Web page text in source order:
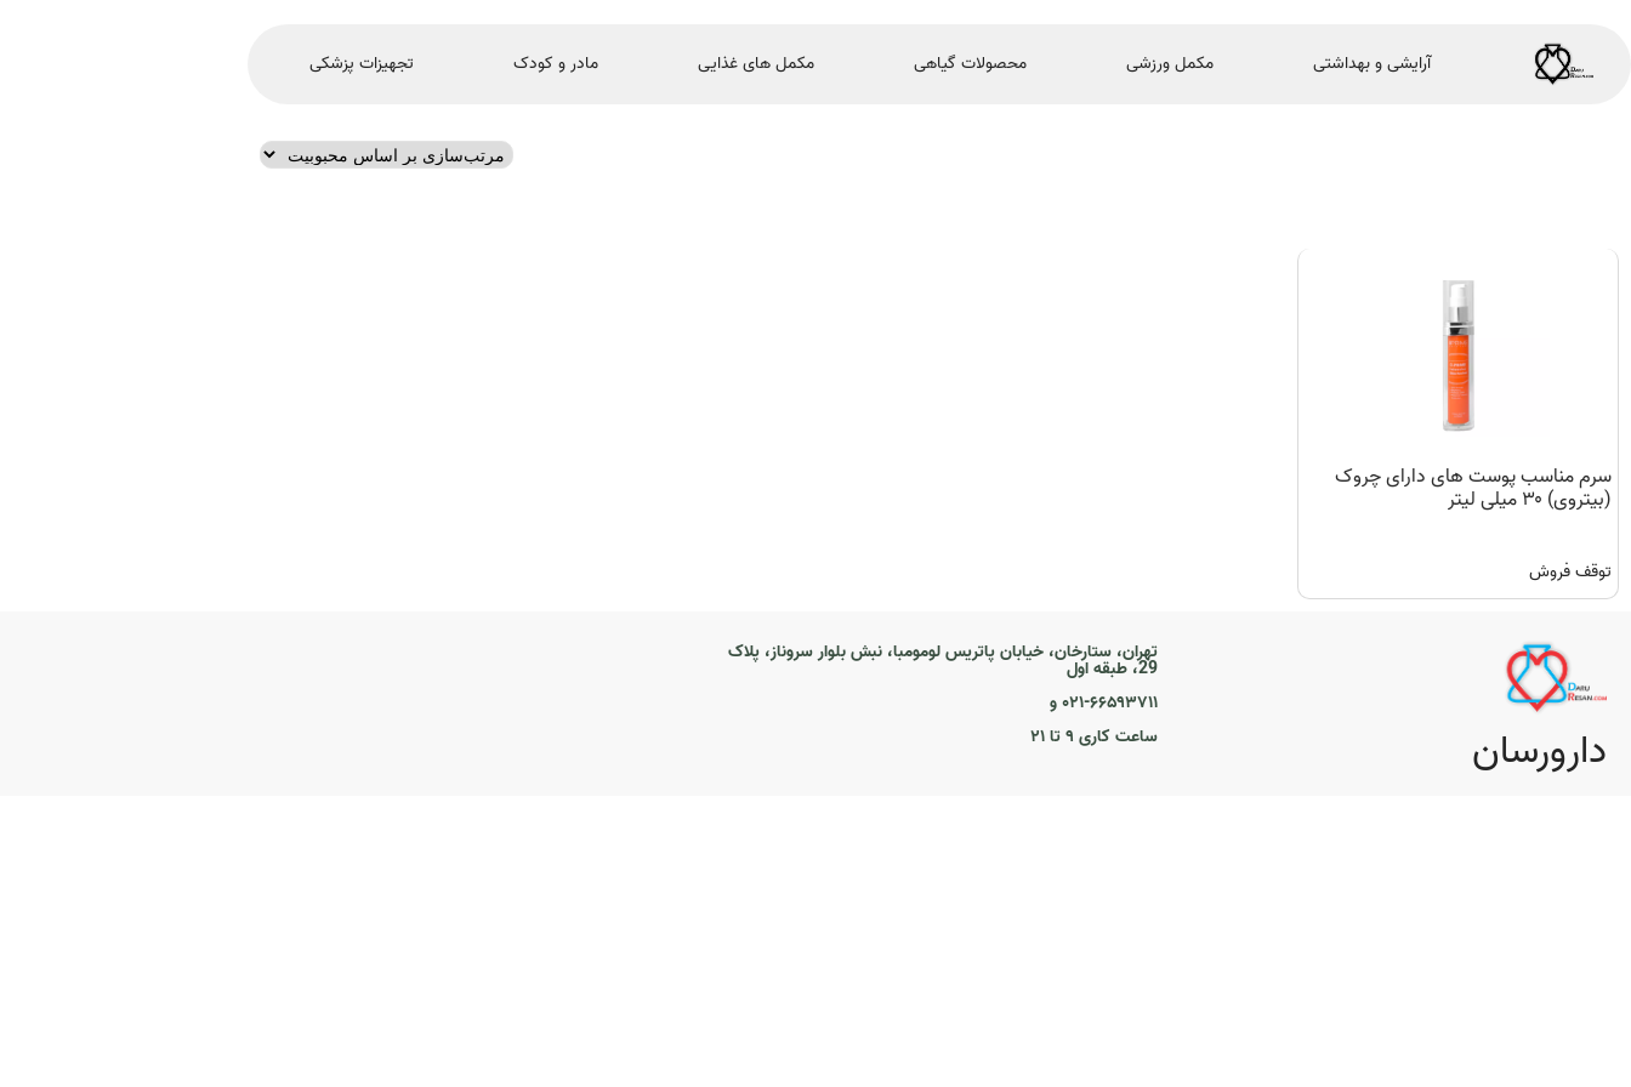
آرایشی و بهداشتی مکمل ورزشی محصولات گیاهی مکمل های غذایی مادر و کودک تجهیزات پزشکی
سرم مناسب پوست های دارای چروک
(بیتروی) ۳۰ میلی لیتر
توقف فروش
دارورسان
تهران، ستارخان، خیابان پاتریس لومومبا، نبش بلوار سروناز، پلاک
29، طبقه اول
۰۲۱-۶۶۵۹۳۷۱۱ و
ساعت کاری ۹ تا ۲۱